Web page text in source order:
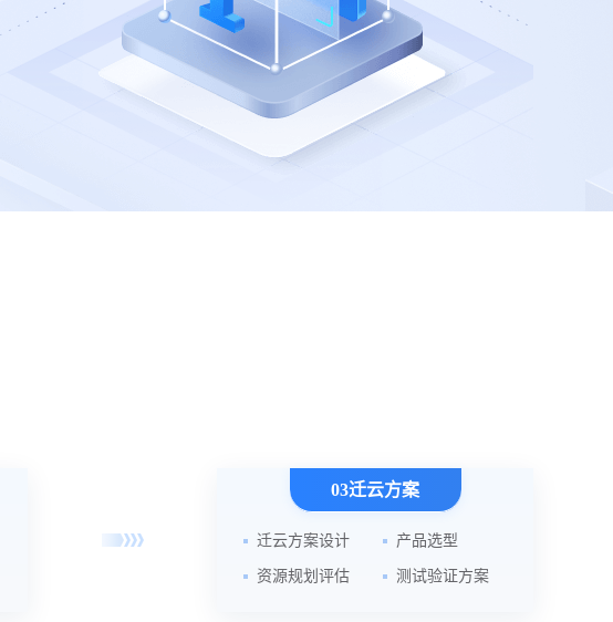
03迁云方案
迁云方案设计 产品选型
资源规划评估 测试验证方案